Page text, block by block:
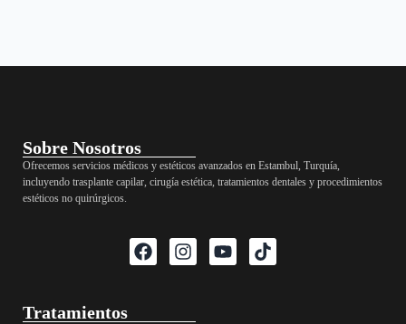
Sobre Nosotros
Ofrecemos servicios médicos y estéticos avanzados en Estambul, Turquía,
incluyendo trasplante capilar, cirugía estética, tratamientos dentales y procedimientos
estéticos no quirúrgicos.
Tratamientos